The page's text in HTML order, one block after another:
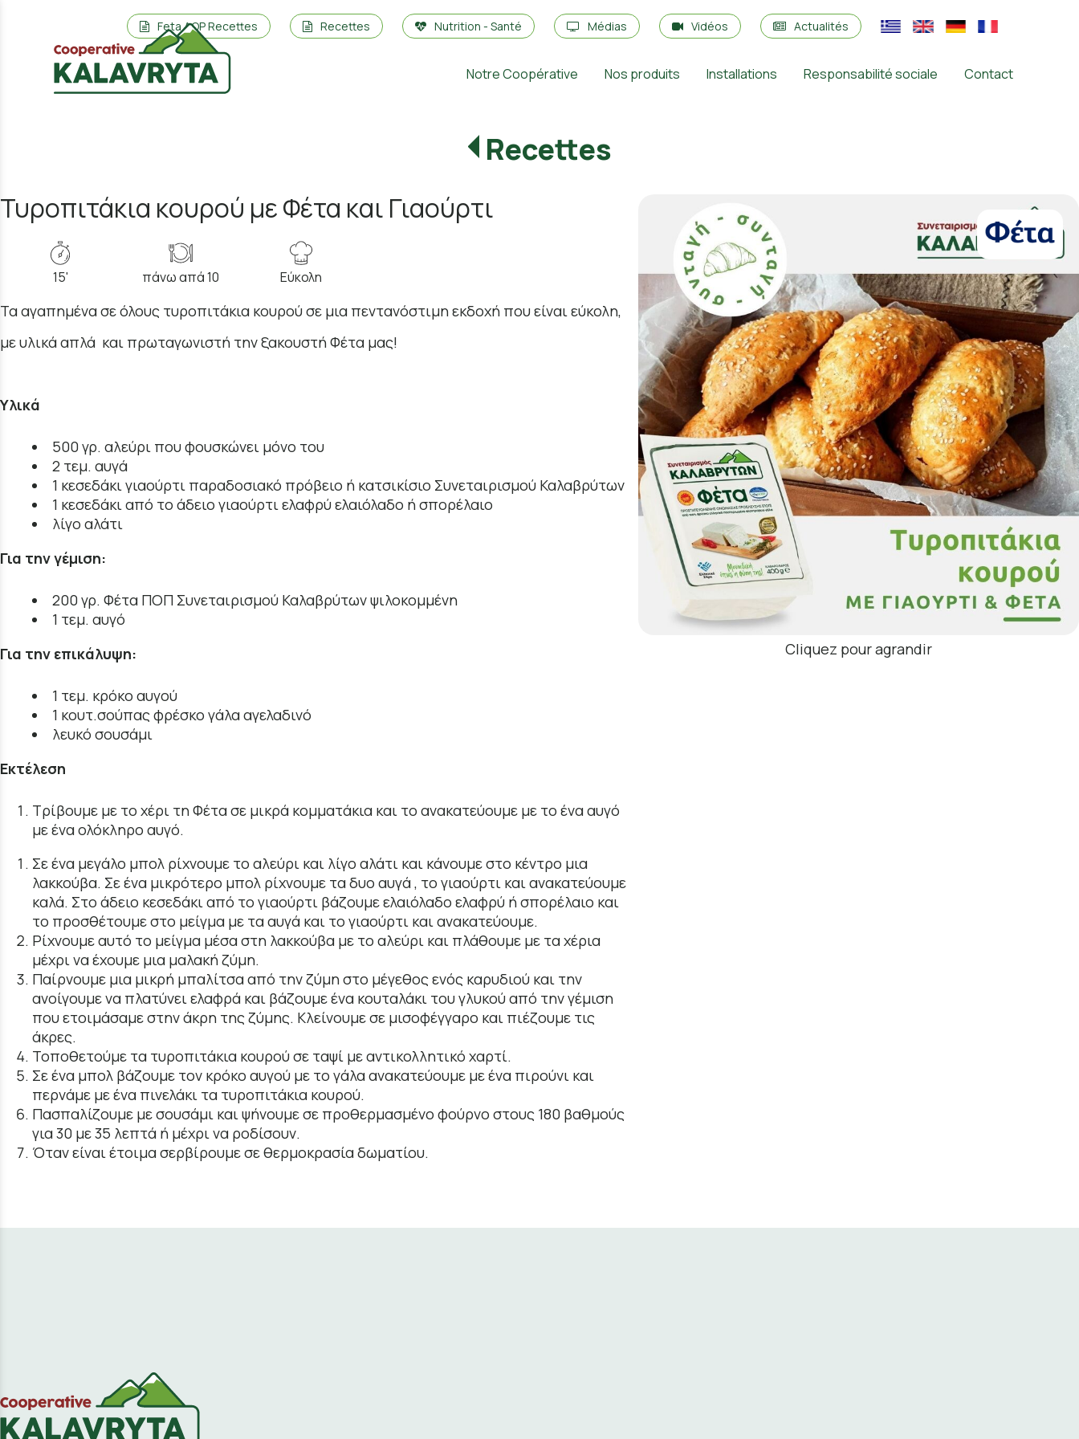
Feta AOP Recettes Recettes Nutrition - Santé Médias Vidéos Actualités
Notre Coopérative Nos produits Installations Responsabilité sociale Contact
Recettes
Cliquez pour agrandir
Τυροπιτάκια κουρού με Φέτα και Γιαούρτι
15' πάνω απά 10 Εύκολη
Τα αγαπημένα σε όλους τυροπιτάκια κουρού σε μια πεντανόστιμη εκδοχή που είναι εύκολη,
με υλικά απλά και πρωταγωνιστή την ξακουστή Φέτα μας!
Υλικά
500 γρ. αλεύρι που φουσκώνει μόνο του
2 τεμ. αυγά
1 κεσεδάκι γιαούρτι παραδοσιακό πρόβειο ή κατσικίσιο Συνεταιρισμού Καλαβρύτων
1 κεσεδάκι από το άδειο γιαούρτι ελαφρύ ελαιόλαδο ή σπορέλαιο
λίγο αλάτι
Για την γέμιση:
200 γρ. Φέτα ΠΟΠ Συνεταιρισμού Καλαβρύτων ψιλοκομμένη
1 τεμ. αυγό
Για την επικάλυψη:
1 τεμ. κρόκο αυγού
1 κουτ.σούπας φρέσκο γάλα αγελαδινό
λευκό σουσάμι
Εκτέλεση
Τρίβουμε με το χέρι τη Φέτα σε μικρά κομματάκια και το ανακατεύουμε με το ένα αυγό
με ένα ολόκληρο αυγό.
Σε ένα μεγάλο μπολ ρίχνουμε το αλεύρι και λίγο αλάτι και κάνουμε στο κέντρο μια
λακκούβα. Σε ένα μικρότερο μπολ ρίχνουμε τα δυο αυγά , το γιαούρτι και ανακατεύουμε
καλά. Στο άδειο κεσεδάκι από το γιαούρτι βάζουμε ελαιόλαδο ελαφρύ ή σπορέλαιο και
το προσθέτουμε στο μείγμα με τα αυγά και το γιαούρτι και ανακατεύουμε.
Ρίχνουμε αυτό το μείγμα μέσα στη λακκούβα με το αλεύρι και πλάθουμε με τα χέρια
μέχρι να έχουμε μια μαλακή ζύμη.
Παίρνουμε μια μικρή μπαλίτσα από την ζύμη στο μέγεθος ενός καρυδιού και την
ανοίγουμε να πλατύνει ελαφρά και βάζουμε ένα κουταλάκι του γλυκού από την γέμιση
που ετοιμάσαμε στην άκρη της ζύμης. Κλείνουμε σε μισοφέγγαρο και πιέζουμε τις
άκρες.
Τοποθετούμε τα τυροπιτάκια κουρού σε ταψί με αντικολλητικό χαρτί.
Σε ένα μπολ βάζουμε τον κρόκο αυγού με το γάλα ανακατεύουμε με ένα πιρούνι και
περνάμε με ένα πινελάκι τα τυροπιτάκια κουρού.
Πασπαλίζουμε με σουσάμι και ψήνουμε σε προθερμασμένο φούρνο στους 180 βαθμούς
για 30 με 35 λεπτά ή μέχρι να ροδίσουν.
Όταν είναι έτοιμα σερβίρουμε σε θερμοκρασία δωματίου.